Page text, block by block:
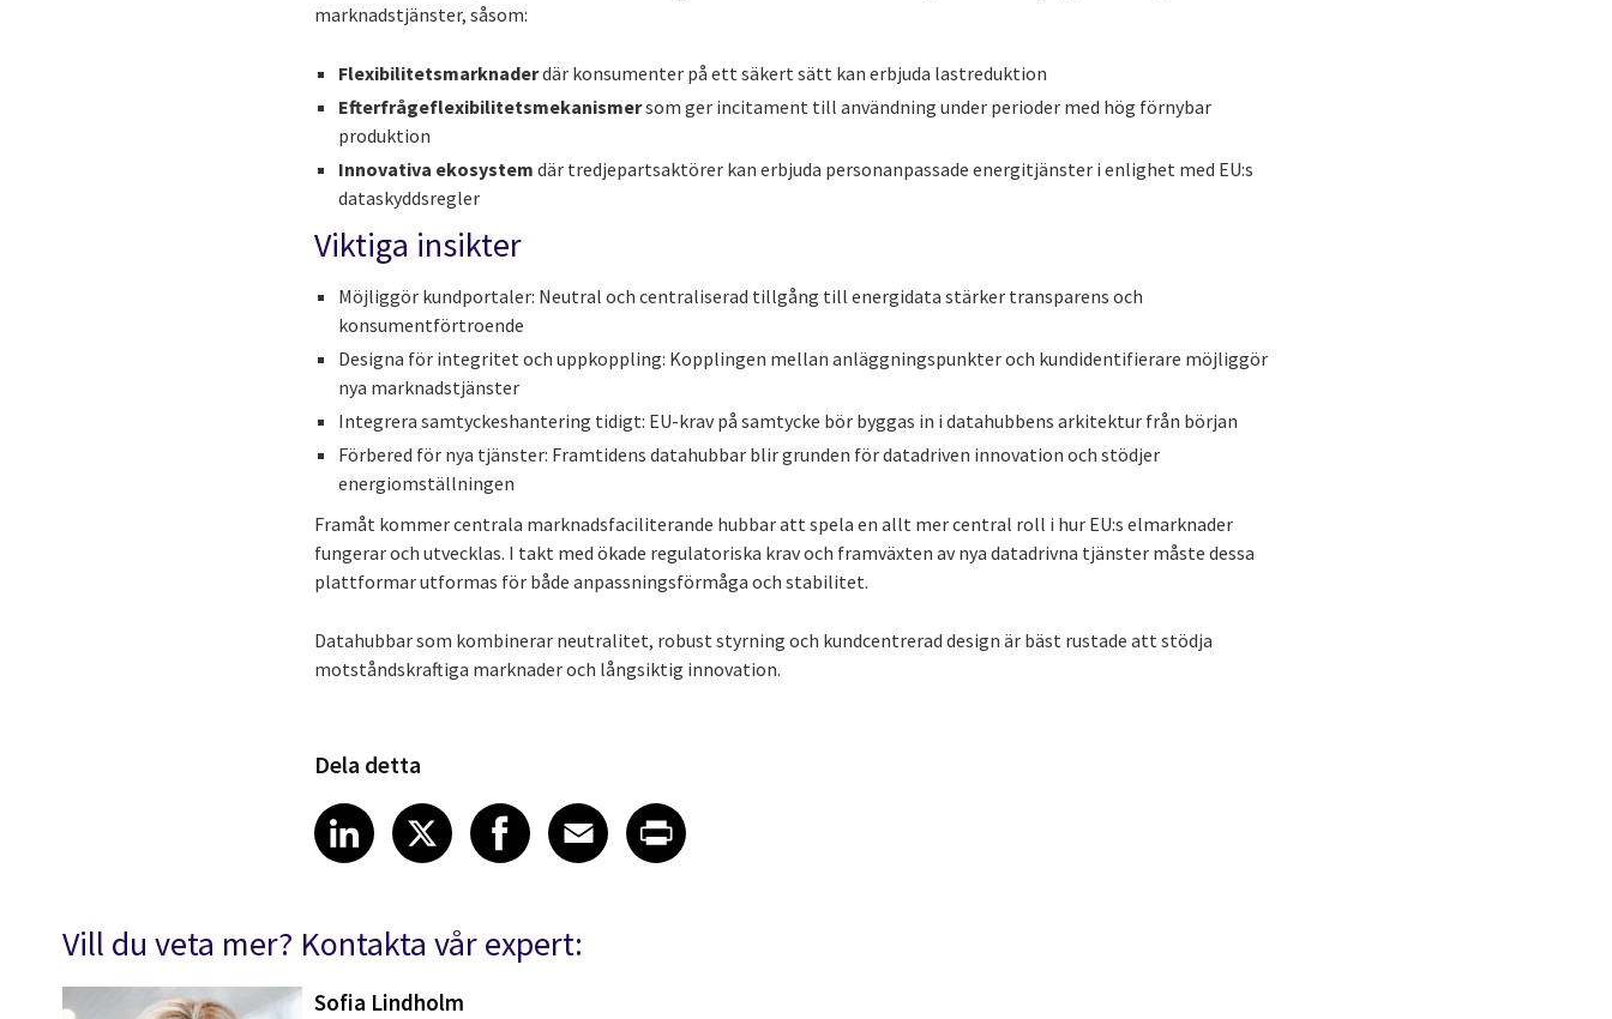
marknadstjänster, såsom:
Flexibilitetsmarknaderdär konsumenter på ett säkert sätt kan erbjuda lastreduktion
Efterfrågeflexibilitetsmekanismersom ger incitament till användning under perioder med hög förnybar
produktion
Innovativa ekosystemdär tredjepartsaktörer kan erbjuda personanpassade energitjänster i enlighet med EU:s
dataskyddsregler
Viktiga insikter
Möjliggör kundportaler: Neutral och centraliserad tillgång till energidata stärker transparens och
konsumentförtroende
Designa för integritet och uppkoppling: Kopplingen mellan anläggningspunkter och kundidentifierare möjliggör
nya marknadstjänster
Integrera samtyckeshantering tidigt: EU-krav på samtycke bör byggas in i datahubbens arkitektur från början
Förbered för nya tjänster: Framtidens datahubbar blir grunden för datadriven innovation och stödjer
energiomställningen
Framåt kommer centrala marknadsfaciliterande hubbar att spela en allt mer central roll i hur EU:s elmarknader
fungerar och utvecklas. I takt med ökade regulatoriska krav och framväxten av nya datadrivna tjänster måste dessa
plattformar utformas för både anpassningsförmåga och stabilitet.
Datahubbar som kombinerar neutralitet, robust styrning och kundcentrerad design är bäst rustade att stödja
motståndskraftiga marknader och långsiktig innovation.
Dela detta
Share article on LinkedIn
LinkedIn
Share article on X
XShare article on Facebook
Facebook
Share article on Email
Email
Share article on Print
Vill du veta mer? Kontakta vår expert:
Sofia Lindholm